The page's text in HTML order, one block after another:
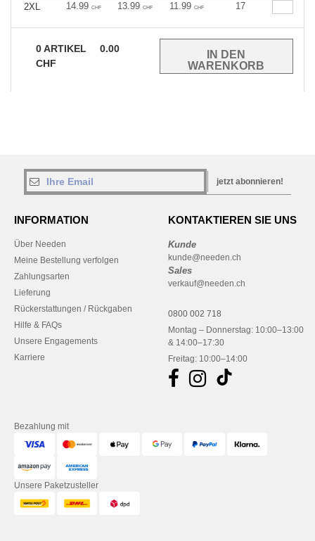
2XL
14.99 CHF 13.99 CHF 11.99 CHF 17
0ARTIKEL
0.00
CHF
jetzt abonnieren!
INFORMATION
Über Needen
Meine Bestellung verfolgen
Zahlungsarten
Lieferung
Rückerstattungen / Rückgaben
Hilfe & FAQs
Unsere Engagements
Karriere
KONTAKTIEREN SIE UNS
Kunde
kunde@needen.ch
Sales
verkauf@needen.ch
0800 002 718
Montag – Donnerstag: 10:00–13:00
& 14:00–17:30
Freitag: 10:00–14:00
Bezahlung mit
Unsere Paketzusteller